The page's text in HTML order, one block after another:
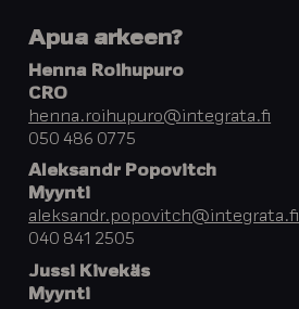
Apua arkeen?
Henna Roihupuro
CRO
henna.roihupuro@integrata.fi
050 486 0775
Aleksandr Popovitch
Myynti
aleksandr.popovitch@integrata.fi
040 841 2505
Jussi Kivekäs
Myynti